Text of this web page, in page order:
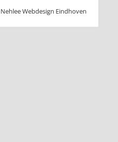
Webdesign Eindhoven